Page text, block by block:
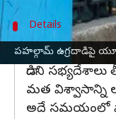
పహల్గామ్ ఉగ్రదాడిపై
Details
దాడిని
దాడిని
మత విశ్వాసాన్ని
అదే సమయంలో